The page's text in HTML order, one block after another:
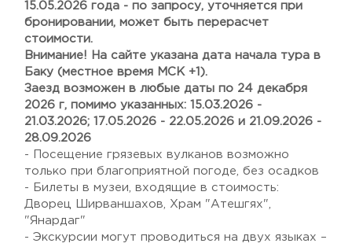
15.05.2026 года - по запросу, уточняется при
бронировании, может быть перерасчет
стоимости.
Внимание! На сайте указана дата начала тура в
Баку (местное время МСК +1).
Заезд возможен в любые даты по 24 декабря
2026 г, помимо указанных: 15.03.2026 -
21.03.2026; 17.05.2026 - 22.05.2026 и 21.09.2026 -
28.09.2026
- Посещение грязевых вулканов возможно
только при благоприятной погоде, без осадков
- Билеты в музеи, входящие в стоимость:
Дворец Ширваншахов, Храм "Атешгях",
"Янардаг"
- Экскурсии могут проводиться на двух языках –